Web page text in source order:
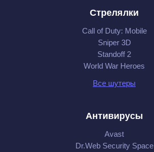
Стрелялки
Call of Duty: Mobile
Sniper 3D
Standoff 2
World War Heroes
Все шутеры
Антивирусы
Avast
Dr.Web Security Space